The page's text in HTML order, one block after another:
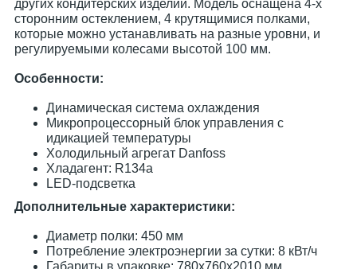
других кондитерских изделий. Модель оснащена 4-х
сторонним остеклением, 4 крутящимися полками,
которые можно устанавливать на разные уровни, и
регулируемыми колесами высотой 100 мм.
Особенности:
Динамическая система охлаждения
Микропроцессорный блок управления с
идикацией температуры
Холодильный агрегат Danfoss
Хладагент: R134a
LED-подсветка
Дополнительные характеристики:
Диаметр полки: 450 мм
Потребление электроэнергии за сутки: 8 кВт/ч
Габариты в упаковке: 780х760х2010 мм